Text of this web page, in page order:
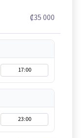
₡35 000
17:00
23:00